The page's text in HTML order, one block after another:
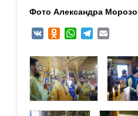
Фото Александра
VK Odnoklassniki
WhatsAppTelegram